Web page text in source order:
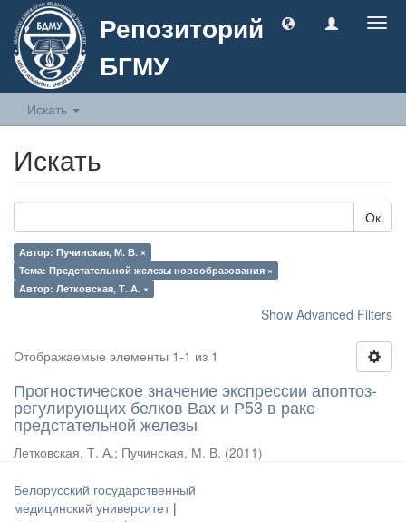
Репозиторий
БГМУ
Искать
Искать
Ок
Автор: Пучинская, М. В. ×
Тема: Предстательной железы новообразования ×
Автор: Летковская, Т. А. ×
Show Advanced Filters
Отображаемые элементы 1-1 из 1
Прогностическое значение экспрессии апоптоз-
регулирующих белков Вах и Р53 в раке
предстательной железы
Летковская, Т. А.; Пучинская, М. В. (2011)
Белорусский государственный
медицинский университет |